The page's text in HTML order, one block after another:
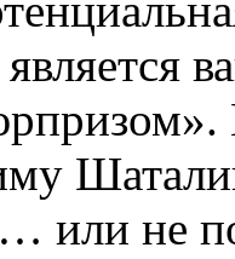
является
или не